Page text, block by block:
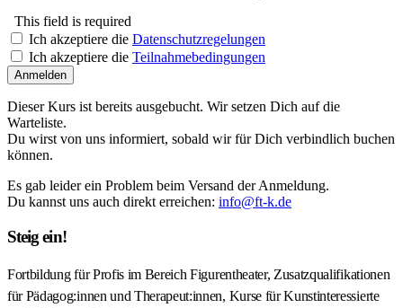
This field is required
Ich akzeptiere die Datenschutzregelungen
Ich akzeptiere die Teilnahmebedingungen
Anmelden
Dieser Kurs ist bereits ausgebucht. Wir setzen Dich auf die
Warteliste.
Du wirst von uns informiert, sobald wir für Dich verbindlich buchen
können.
Es gab leider ein Problem beim Versand der Anmeldung.
Du kannst uns auch direkt erreichen: info@ft-k.de
Steig ein!
Fortbildung für Profis im Bereich Figurentheater, Zusatzqualifikationen
für Pädagog:innen und Therapeut:innen, Kurse für Kunstinteressierte